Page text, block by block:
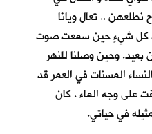
نطلعهن .. تعال ويانا
كل شيءٍ حين سمعت صوت
بعيد. وحين وصلنا للنهر
المسنات في العمر قد
على وجه الماء . كان
في حياتي.